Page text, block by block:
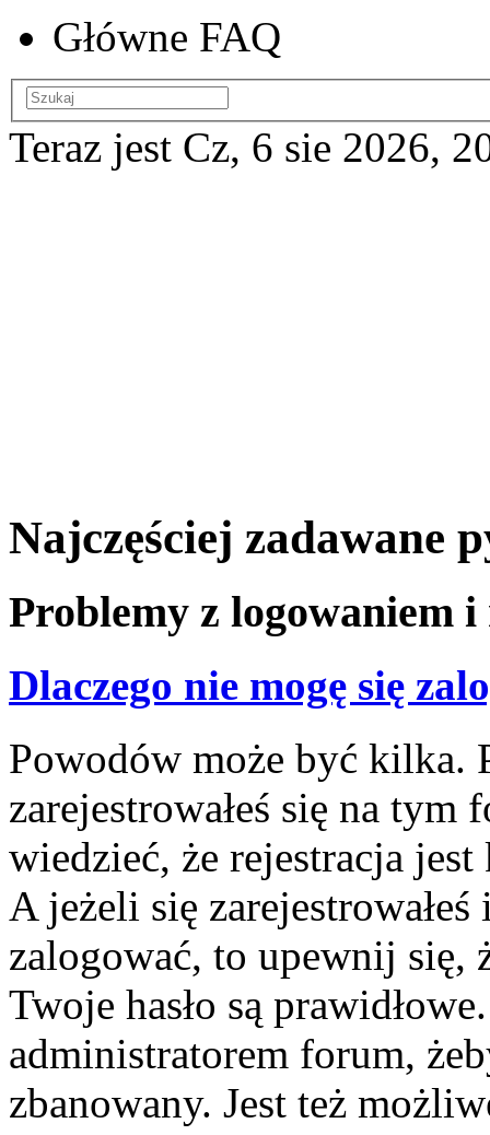
Główne FAQ
Teraz jest Cz, 6 sie 2026,
Najczęściej zadawane
Problemy z logowaniem
Dlaczego nie mogę się
Powodów może być kilka.
zarejestrowałeś się na tym
wiedzieć, że rejestracja
A jeżeli się
zalogować, to upewnij się,
Twoje hasło są
administratorem forum,
zbanowany. Jest też